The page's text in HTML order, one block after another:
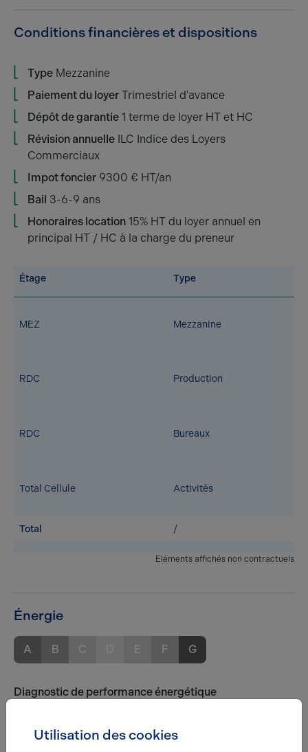
Conditions financières et dispositions
Type Mezzanine
Paiement du loyer Trimestriel d'avance
Dépôt de garantie 1 terme de loyer HT et HC
Révision annuelle ILC Indice des Loyers
Commerciaux
Impot foncier 9300 € HT/an
Bail 3-6-9 ans
Honoraires location 15% HT du loyer annuel en
principal HT / HC à la charge du preneur
Étage Type
MEZ Mezzanine
RDC Production
RDC Bureaux
Total Cellule Activités
Total /
Eléments affichés non contractuels
Énergie
A B C E F G
Diagnostic de performance énergétique
Utilisation des cookies